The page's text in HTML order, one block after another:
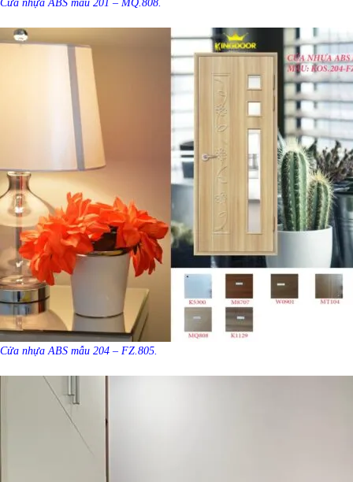
Cửa nhựa ABS mẫu 201 – MQ.808.
Cửa nhựa ABS mẫu 204 – FZ.805.